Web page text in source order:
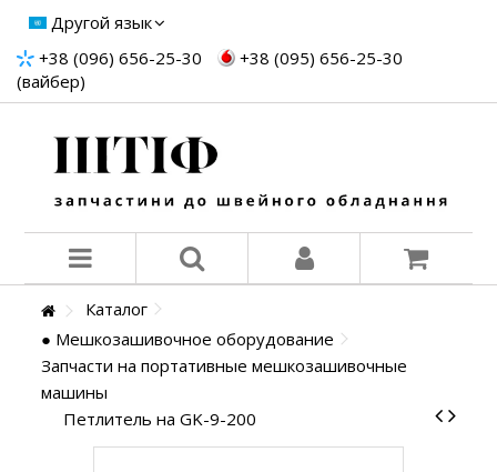
Другой язык
+38 (096) 656-25-30
+38 (095) 656-25-30
(вайбер)
Каталог
● Мешкозашивочное оборудование
Запчасти на портативные мешкозашивочные
машины
Петлитель на GK-9-200